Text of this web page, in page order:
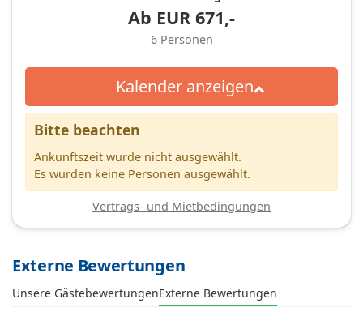
Ab EUR 671,-
6 Personen
Kalender anzeigen
Bitte beachten
Ankunftszeit wurde nicht ausgewählt.
Es wurden keine Personen ausgewählt.
Vertrags- und Mietbedingungen
Externe Bewertungen
Unsere GästebewertungenExterne Bewertungen